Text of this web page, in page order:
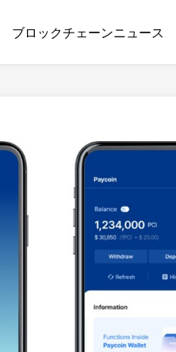
ブロックチェーンニュース